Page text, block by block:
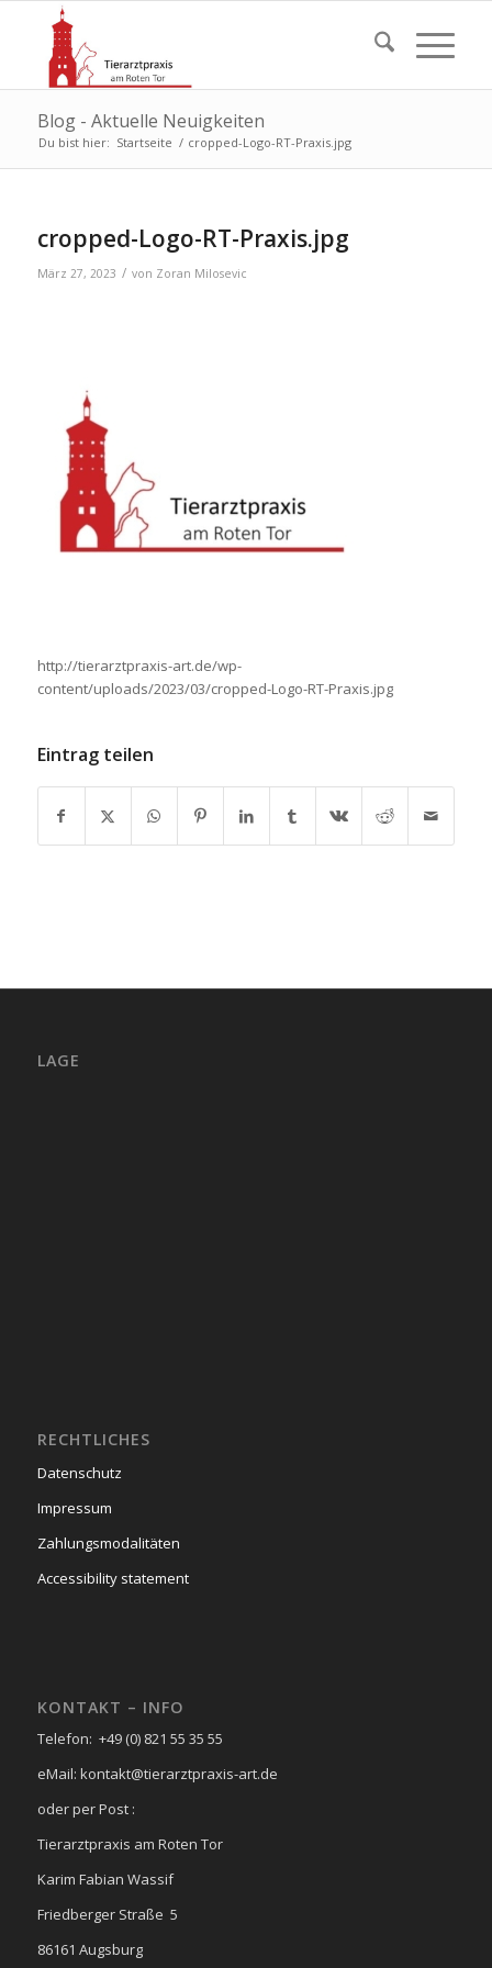
Blog - Aktuelle Neuigkeiten
Du bist hier: Startseite / cropped-Logo-RT-Praxis.jpg
cropped-Logo-RT-Praxis.jpg
März 27, 2023 / von Zoran Milosevic
http://tierarztpraxis-art.de/wp-
content/uploads/2023/03/cropped-Logo-RT-Praxis.jpg
Eintrag teilen
LAGE
RECHTLICHES
Datenschutz
Impressum
Zahlungsmodalitäten
Accessibility statement
KONTAKT – INFO
Telefon: +49 (0) 821 55 35 55
eMail: kontakt@tierarztpraxis-art.de
oder per Post :
Tierarztpraxis am Roten Tor
Karim Fabian Wassif
Friedberger Straße 5
86161 Augsburg